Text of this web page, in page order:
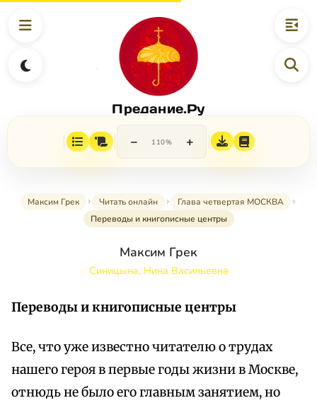
Предание.Ру
− 110% +
Максим Грек Читать онлайн
Глава четвертая МОСКВА
Переводы и книгописные центры
Максим Грек
Синицына, Нина Васильевна
Переводы и книгописные центры
Все, что уже известно читателю о трудах
нашего героя в первые годы жизни в Москве,
отнюдь не было его главным занятием, но